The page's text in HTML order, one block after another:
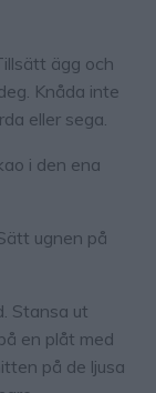
ägg och
Knåda inte
eller sega.
i den ena
ugnen på
Stansa ut
en plåt med
på de ljusa